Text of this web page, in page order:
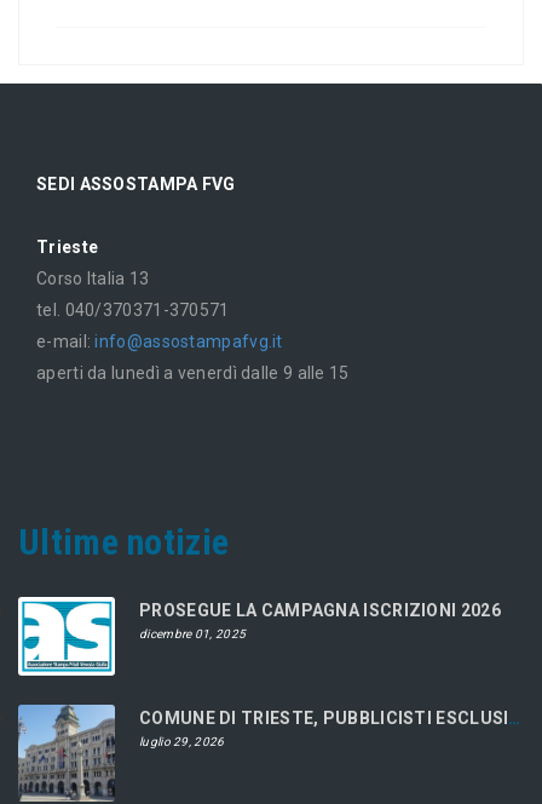
SEDI ASSOSTAMPA FVG
Trieste
Corso Italia 13
tel. 040/370371-370571
e-mail:info@assostampafvg.it
aperti da lunedì a venerdì dalle 9 alle 15
Ultime notizie
PROSEGUE LA CAMPAGNA ISCRIZIONI 2026
dicembre 01, 2025
COMUNE DI TRIESTE, PUBBLICISTI ESCLUSI DAL CONCORSO
luglio 29, 2026